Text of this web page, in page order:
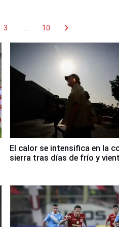
3 10 chevron_right
El calor se intensifica en la
sierra tras días de frío y